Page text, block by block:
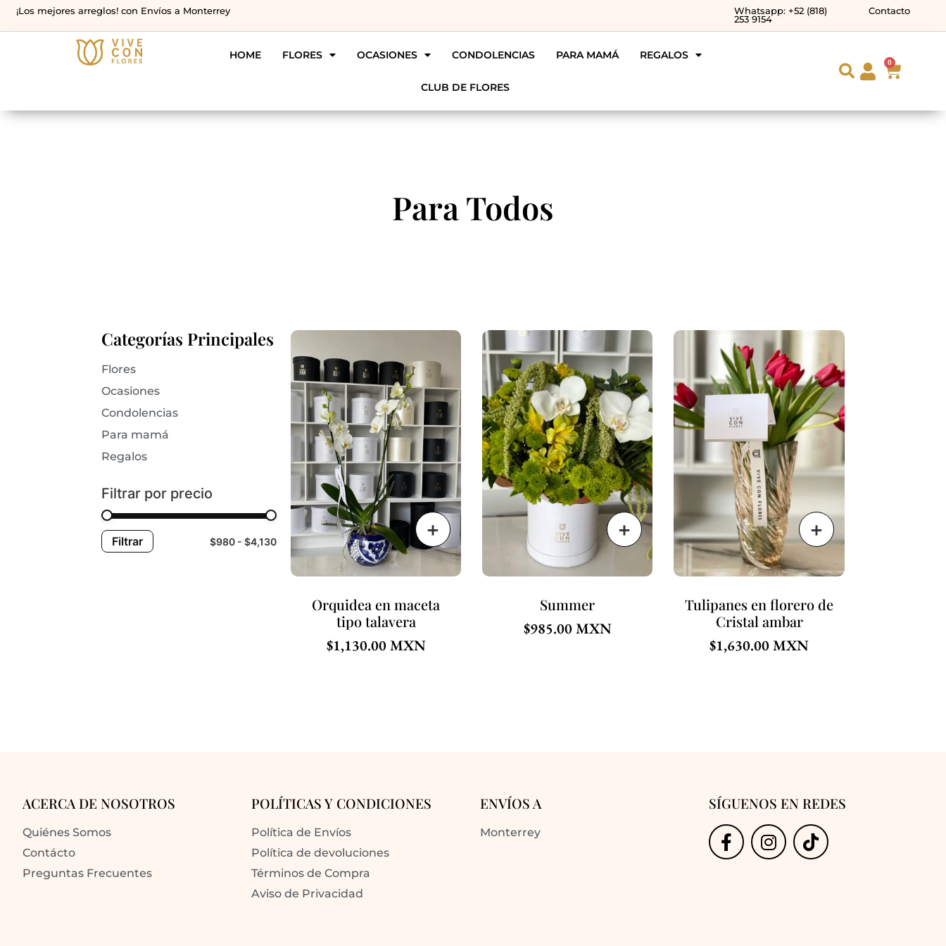
¡Los mejores arreglos! con Envíos a Monterrey
Whatsapp: +52 (818)
253 9154
Contacto
HOME FLORES OCASIONES CONDOLENCIAS PARA MAMÁ REGALOS
CLUB DE FLORES
0
Para Todos
Categorías Principales
Flores
Ocasiones
Condolencias
Para mamá
Regalos
Filtrar por precio
Filtrar $980 $4,130
Orquidea en maceta
tipo talavera
$1,130.00
Summer
$985.00
Tulipanes en florero de
Cristal ambar
$1,630.00
ACERCA DE NOSOTROS
Quiénes Somos
Contácto
Preguntas Frecuentes
POLÍTICAS Y CONDICIONES
Política de Envíos
Política de devoluciones
Términos de Compra
Aviso de Privacidad
ENVÍOS A
Monterrey
SÍGUENOS EN REDES